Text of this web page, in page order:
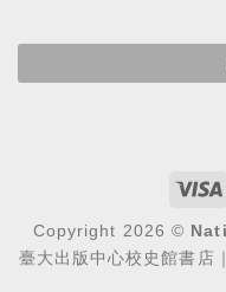
Copyright 2026 ©
臺大出版中心校史館書